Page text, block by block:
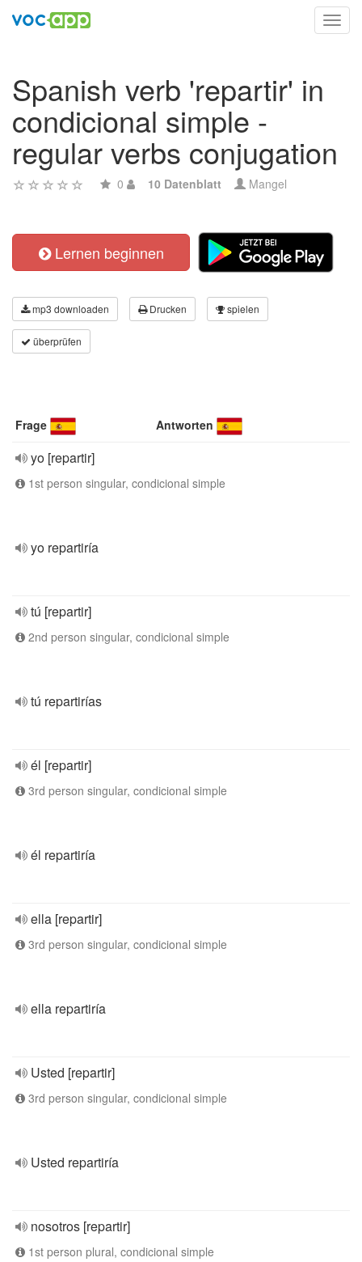
Spanish verb 'repartir' in
condicional simple -
regular verbs conjugation
0 10 Datenblatt Mangel
Lernen beginnen
mp3 downloaden Drucken spielen
überprüfen
Frage Antworten
yo [repartir]
1st person singular, condicional simple
yo repartiría
tú [repartir]
2nd person singular, condicional simple
tú repartirías
él [repartir]
3rd person singular, condicional simple
él repartiría
ella [repartir]
3rd person singular, condicional simple
ella repartiría
Usted [repartir]
3rd person singular, condicional simple
Usted repartiría
nosotros [repartir]
1st person plural, condicional simple